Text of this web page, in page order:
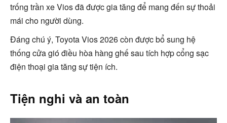
trống trần xe Vios đã được gia tăng để mang đến sự thoải
mái cho người dùng.
Đáng chú ý, Toyota Vios 2026 còn được bổ sung hệ
thống cửa gió điều hòa hàng ghế sau tích hợp cổng sạc
điện thoại gia tăng sự tiện ích.
Tiện nghi và an toàn